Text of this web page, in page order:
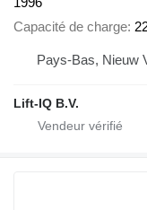
Capacité de charge
Pays-Bas, Nieuw
Lift-IQ B.V.